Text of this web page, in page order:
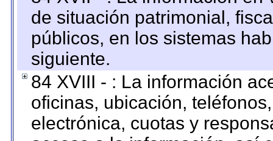
de situación patrimonial,
públicos, en los sistemas
siguiente.
84 XVIII - : La información
oficinas, ubicación,
electrónica, cuotas y